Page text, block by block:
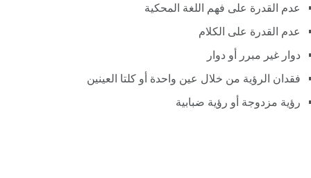
عدم القدرة على فهم اللغة المحكية
عدم القدرة على الكلام
دوار غير مبرر أو دوار
فقدان الرؤية من خلال عين واحدة أو كلتا العينين
رؤية مزدوجة أو رؤية ضبابية